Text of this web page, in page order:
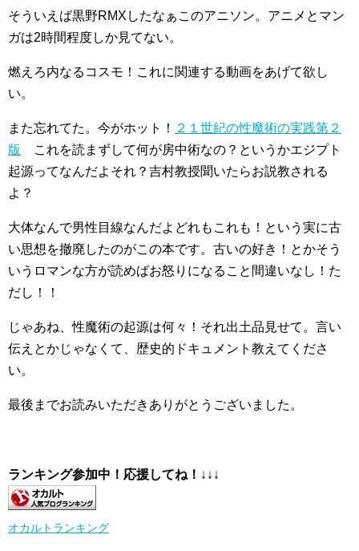
そういえば黒野RMXしたなぁこのアニソン。アニメとマン
ガは2時間程度しか見てない。
燃えろ内なるコスモ！これに関連する動画をあげて欲し
い。
また忘れてた。今がホット！
２１世紀の性魔術の実践第２
版
これを読まずして何が房中術なの？というかエジプト
起源ってなんだよそれ？吉村教授聞いたらお説教される
よ？
大体なんで男性目線なんだよどれもこれも！という実に古
い思想を撤廃したのがこの本です。古いの好き！とかそう
いうロマンな方が読めばお怒りになること間違いなし！た
だし！！
じゃあね、性魔術の起源は何々！それ出土品見せて。言い
伝えとかじゃなくて、歴史的ドキュメント教えてくださ
い。
最後までお読みいただきありがとうございました。
ランキング参加中！応援してね！ ↓↓↓
オカルトランキング